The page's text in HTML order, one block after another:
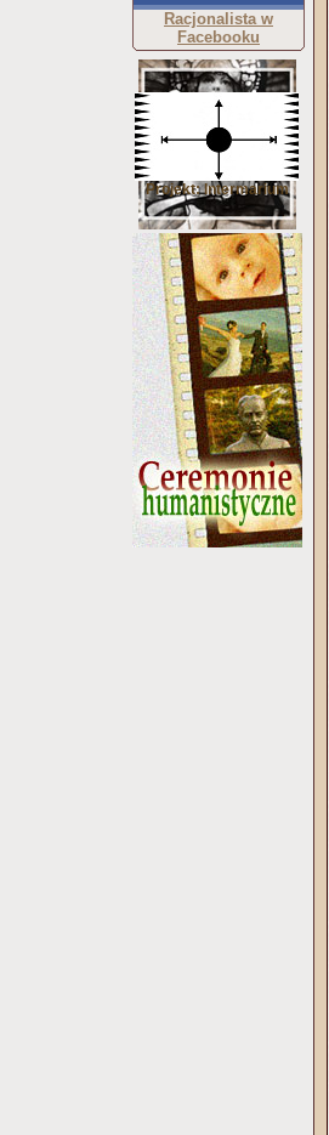
Racjonalista w
Facebooku